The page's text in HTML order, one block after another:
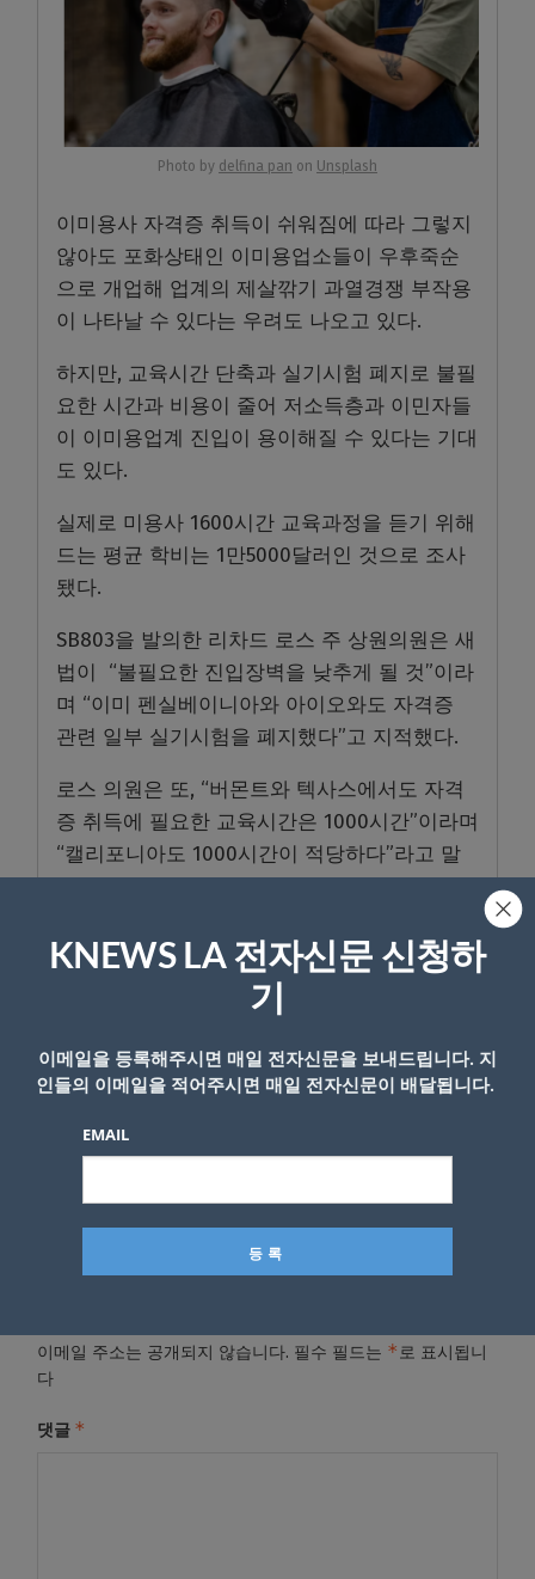
Photo by delfina pan on Unsplash
이미용사 자격증 취득이 쉬워짐에 따라 그렇지
않아도 포화상태인 이미용업소들이 우후죽순
으로 개업해 업계의 제살깎기 과열경쟁 부작용
이 나타날 수 있다는 우려도 나오고 있다.
하지만, 교육시간 단축과 실기시험 폐지로 불필
요한 시간과 비용이 줄어 저소득층과 이민자들
이 이미용업계 진입이 용이해질 수 있다는 기대
도 있다.
실제로 미용사 1600시간 교육과정을 듣기 위해
드는 평균 학비는 1만5000달러인 것으로 조사
됐다.
SB803을 발의한 리차드 로스 주 상원의원은 새
법이 “불필요한 진입장벽을 낮추게 될 것”이라
며 “이미 펜실베이니아와 아이오와도 자격증
관련 일부 실기시험을 폐지했다”고 지적했다.
로스 의원은 또, “버몬트와 텍사스에서도 자격
증 취득에 필요한 교육시간은 1000시간”이라며
“캘리포니아도 1000시간이 적당하다”라고 말
대신소독 및 위생 교육 시간은 20시간에서 100
시간으로 5배 늘었다.
이메일 주소는 공개되지 않습니다. 필수 필드는 *로 표시됩니
다
댓글 *
KNEWS LA 전자신문 신청하
기
이메일을 등록해주시면 매일 전자신문을 보내드립니다. 지
인들의 이메일을 적어주시면 매일 전자신문이 배달됩니다.
EMAIL